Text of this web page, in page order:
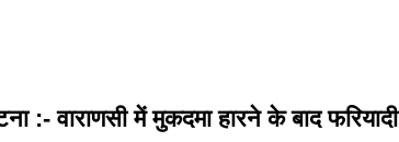
:- वाराणसी में मुकदमा हारने के बाद फरियादी